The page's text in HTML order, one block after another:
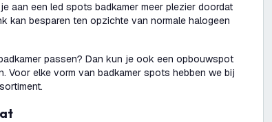
aan een led spots badkamer meer plezier doordat
kan besparen ten opzichte van normale halogeen
passen? Dan kun je ook een opbouwspot
Voor elke vorm van badkamer spots hebben we bij